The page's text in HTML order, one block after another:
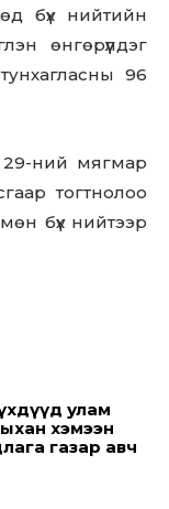
бүх нийтийн
өнгөрүүлдэг
96
ний мягмар
тогтнолоо
бүх нийтээр
улам
хэмээн
газар авч